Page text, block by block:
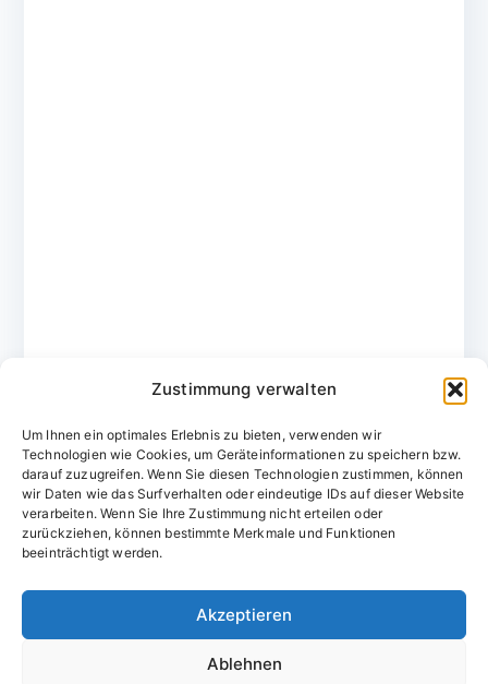
Zustimmung verwalten
Um Ihnen ein optimales Erlebnis zu bieten, verwenden wir
Technologien wie Cookies, um Geräteinformationen zu speichern bzw.
darauf zuzugreifen. Wenn Sie diesen Technologien zustimmen, können
wir Daten wie das Surfverhalten oder eindeutige IDs auf dieser Website
verarbeiten. Wenn Sie Ihre Zustimmung nicht erteilen oder
zurückziehen, können bestimmte Merkmale und Funktionen
beeinträchtigt werden.
Akzeptieren
Ablehnen
Domainvergabestelle.de